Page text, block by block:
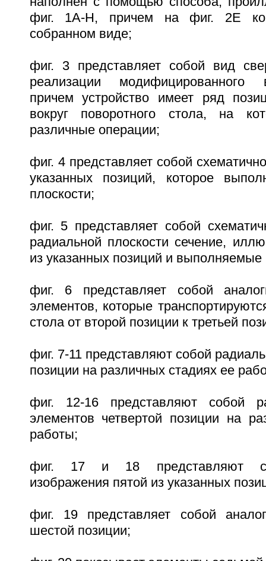
фиг. 1A-H, причем на фиг. 2E
собранном виде;
фиг. 3 представляет собой вид
реализации модифицированного
причем устройство имеет ряд
вокруг поворотного стола, на
различные операции;
фиг. 4 представляет собой
указанных позиций, которое
плоскости;
фиг. 5 представляет собой
радиальной плоскости сечение,
из указанных позиций и выполняемые
фиг. 6 представляет собой
элементов, которые
стола от второй позиции к третьей
фиг. 7-11 представляют собой
позиции на различных стадиях ее
фиг. 12-16 представляют собой
элементов четвертой позиции на
работы;
фиг. 17 и 18 представляют
изображения пятой из указанных
фиг. 19 представляет собой
шестой позиции;